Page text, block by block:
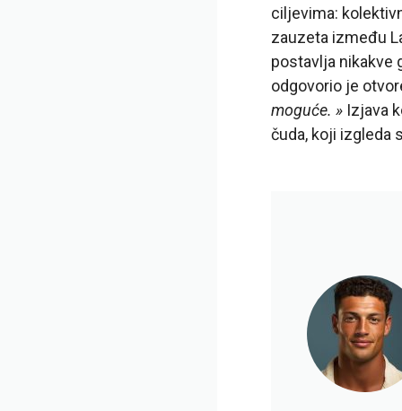
ciljevima:
zauzeta između
postavlja nikakve
odgovorio je
moguće. » Izjava
čuda, koji izgleda